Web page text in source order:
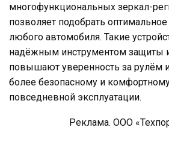
многофункциональных зеркал-
позволяет подобрать
любого автомобиля. Такие
надёжным инструментом защиты
повышают уверенность за рулём
более безопасному и
повседневной эксплуатации.
Реклама. ООО